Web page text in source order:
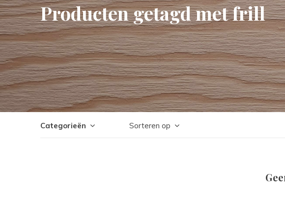
Producten getagd met frill
Categorieën Sorteren op